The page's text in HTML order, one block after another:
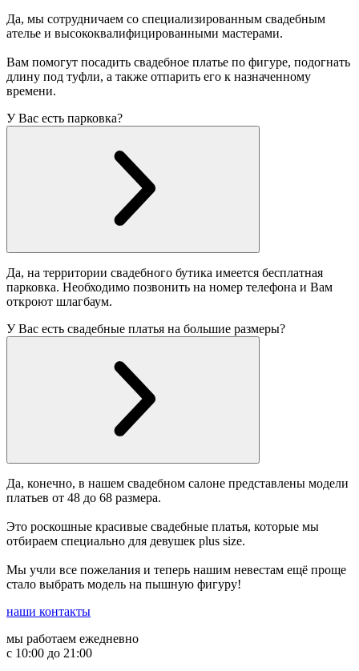
Да, мы сотрудничаем со специализированным свадебным
ателье и высококвалифицированными мастерами.
Вам помогут посадить свадебное платье по фигуре, подогнать
длину под туфли, а также отпарить его к назначенному
времени.
У Вас есть парковка?
Да, на территории свадебного бутика имеется бесплатная
парковка. Необходимо позвонить на номер телефона и Вам
откроют шлагбаум.
У Вас есть свадебные платья на большие размеры?
Да, конечно, в нашем свадебном салоне представлены модели
платьев от 48 до 68 размера.
Это роскошные красивые свадебные платья, которые мы
отбираем специально для девушек plus size.
Мы учли все пожелания и теперь нашим невестам ещё проще
стало выбрать модель на пышную фигуру!
наши контакты
мы работаем ежедневно
с 10:00 до 21:00